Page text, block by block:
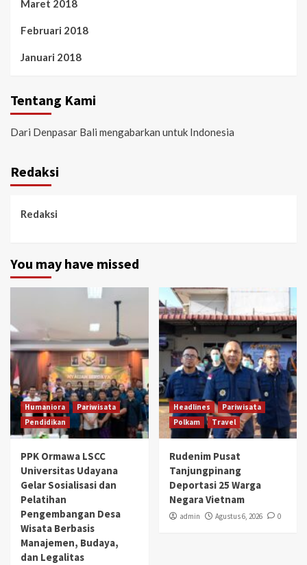
Maret 2018
Februari 2018
Januari 2018
Tentang Kami
Dari Denpasar Bali mengabarkan untuk Indonesia
Redaksi
Redaksi
You may have missed
Humaniora
Pariwisata
Pendidikan
PPK Ormawa LSCC
Universitas Udayana
Gelar Sosialisasi dan
Pelatihan
Pengembangan Desa
Wisata Berbasis
Manajemen, Budaya,
dan Legalitas
Headlines
Pariwisata
Polkam
Travel
Rudenim Pusat
Tanjungpinang
Deportasi 25 Warga
Negara Vietnam
admin Agustus 6, 2026 0